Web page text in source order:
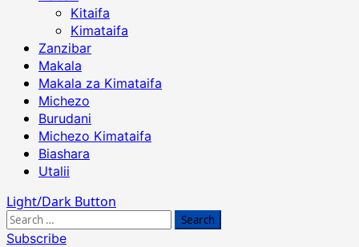
Kitaifa
Kimataifa
Zanzibar
Makala
Makala za Kimataifa
Michezo
Burudani
Michezo Kimataifa
Biashara
Utalii
Light/Dark Button
Search
for:
Subscribe